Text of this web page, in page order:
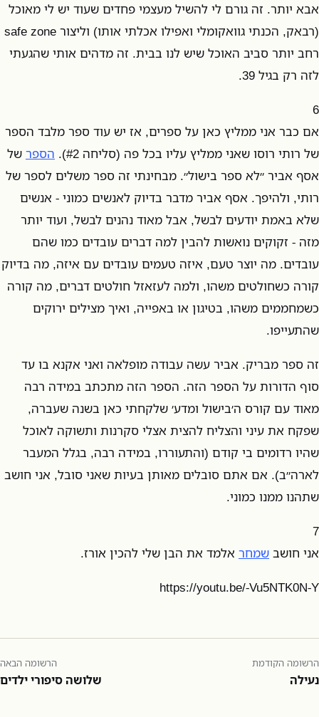
אבא יותר. זה גורם לי להשיל מעצמי פחדים שעוד יש לי מאוכל
(רבאק, הכנתי גוואקומלי ואפילו אכלתי אותו) וליצור safe zone
רחב יותר סביב האוכל שיש לנו בבית. זה מדהים אותי שהגעתי
לזה רק בגיל 39.
6
אם כבר אני ממליץ כאן על ספרים, אז יש עוד ספר מלבד הספר
של רותי רוסו שאני ממליץ עליו בכל פה (סליחה #2).
הספר של
אסף אביר ״לא ספר בישול״. מבחינתי זה ספר משלים לספר של
רותי, ולהיפך. אסף אביר מדבר בדיוק לאנשים כמוני - אנשים
שלא באמת יודעים לבשל, אבל מאוד נהנים לבשל, ועוד יותר
מזה - זקוקים נואשות להבין למה דברים עובדים כמו שהם
עובדים. מה יוצר טעם, איזה טעמים עובדים עם איזה, מה בדיוק
קורה כשחולטים משהו, ולמה לעזאזל חולטים דברים, מה קורה
כשמחממים משהו, בטיגון או באפייה, ואיך מצילים ירוקים
שהתעייפו.
זה ספר מבריק. אביר עשה עבודה מופלאה ואני אקנא בו עד
סוף הדורות על הספר הזה. הספר הזה מתכתב במידה רבה
מאוד עם קורס ה׳בישול ומדע׳ שלקחתי כאן בשנה שעברה,
שפקח את עיני והצליח להצית אצלי סקרנות ותשוקה לאוכל
שהיו רדומים בי קודם (והתעוררו, במידה רבה, בגלל המעבר
לארה״ב). אם אתם סובלים מאותן בעיות שאני סובל, אני חושב
שתהנו ממנו כמוני.
7
אני חושב שמחר אלמד את הבן שלי להכין אורז.
https://youtu.be/-Vu5NTK0N-Y
הרשומה הקודמת
נעילה
הרשומה הבאה
שלושה סיפורי ילדים